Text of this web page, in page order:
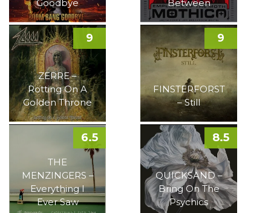
Goodbye
Between
ZERRE –
Rotting On A
Golden Throne
9
FINSTERFORST
– Still
9
THE
MENZINGERS –
Everything I
Ever Saw
6.5
QUICKSAND –
Bring On The
Psychics
8.5